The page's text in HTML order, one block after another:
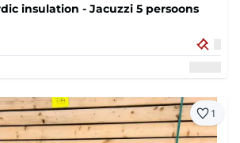
insulation - Jacuzzi 5 persoons
1